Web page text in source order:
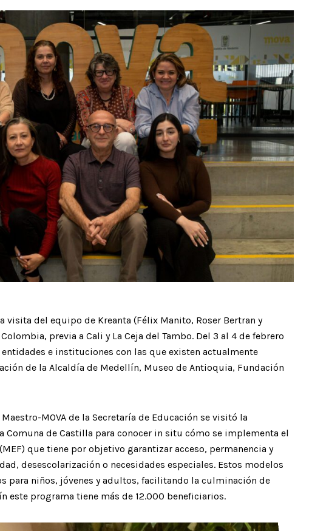
visita del equipo de Kreanta (Félix Manito, Roser Bertran y
previa a Cali y La Ceja del Tambo. Del 3 al 4 de febrero
e instituciones con las que existen actualmente
de la Alcaldía de Medellín, Museo de Antioquia, Fundación
MOVA de la Secretaría de Educación se visitó la
Comuna de Castilla para conocer in situ cómo se implementa el
(MEF) que tiene por objetivo garantizar acceso, permanencia y
desescolarización o necesidades especiales. Estos modelos
para niños, jóvenes y adultos, facilitando la culminación de
este programa tiene más de 12.000 beneficiarios.